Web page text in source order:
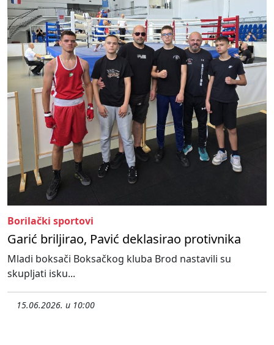
Borilački sportovi
Garić briljirao, Pavić deklasirao protivnika
Mladi boksači Boksačkog kluba Brod nastavili su
skupljati isku...
15.06.2026. u 10:00